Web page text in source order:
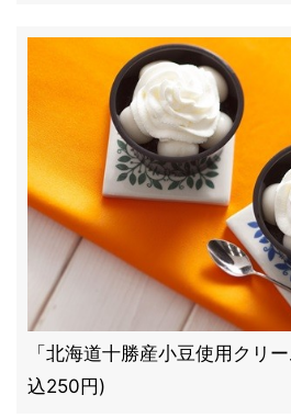
「北海道十勝産小豆使用クリ
込250円)